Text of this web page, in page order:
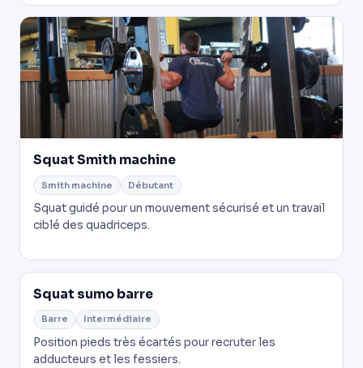
Squat Smith machine
Smith machine Débutant
Squat guidé pour un mouvement sécurisé et un travail
ciblé des quadriceps.
Squat sumo barre
Barre Intermédiaire
Position pieds très écartés pour recruter les
adducteurs et les fessiers.